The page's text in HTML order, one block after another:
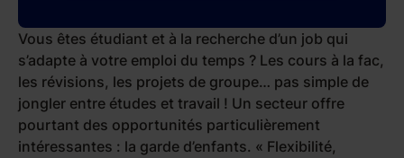
Vous êtes étudiant et à la recherche d’un job qui
s’adapte à votre emploi du temps ? Les cours à la fac,
les révisions, les projets de groupe… pas simple de
jongler entre études et travail ! Un secteur offre
pourtant des opportunités particulièrement
intéressantes : la garde d’enfants. « Flexibilité,